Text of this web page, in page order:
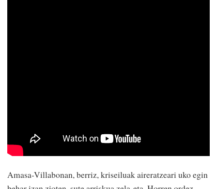
Amasa-Villabonan, berriz, kriseiluak aireratzeari uko egin